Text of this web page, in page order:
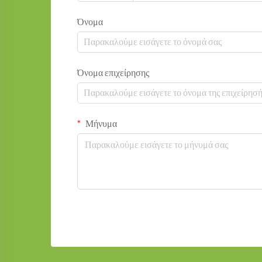
Όνομα
Όνομα επιχείρησης
Μήνυμα